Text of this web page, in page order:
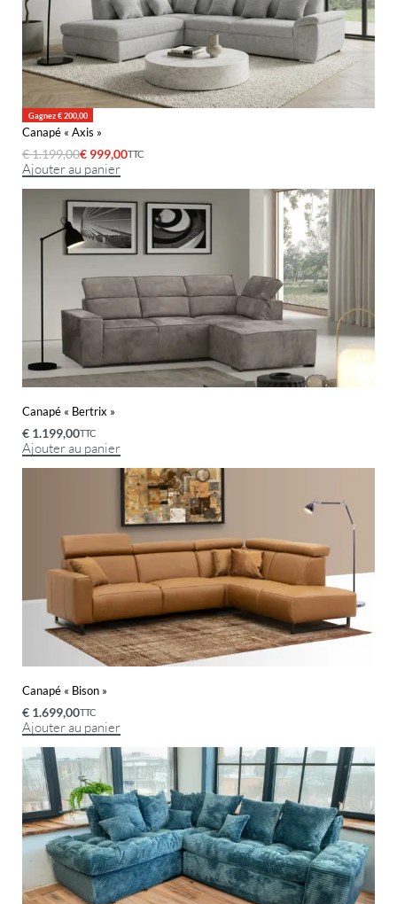
Gagnez € 200,00
Canapé « Axis »
€1.199,00€ 999,00TTC
Ajouter au panier
Canapé « Bertrix »
€ 1.199,00TTC
Ajouter au panier
Canapé « Bison »
€ 1.699,00TTC
Ajouter au panier